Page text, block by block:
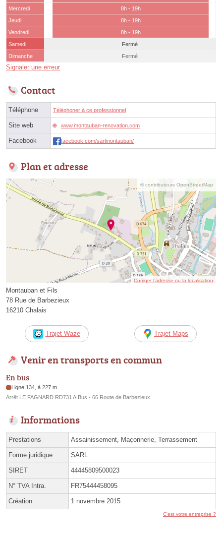
Mercredi
8h - 19h
Jeudi
8h - 19h
Vendredi
8h - 19h
Samedi
Fermé
Dimanche
Fermé
Signaler une erreur
Contact
Téléphone Téléphoner à ce professionnel
Site web www.montauban-renovation.com
Facebook facebook.com/sarlmontauban/
Plan et adresse
© contributeurs OpenStreetMap
Corriger l’adresse ou la localisation
Montauban et Fils
78 Rue de Barbezieux
16210 Chalais
Trajet Waze Trajet Maps
Venir en transports en commun
En bus
Ligne 134, à 227 m
Arrêt LE FAGNARD RD731 A.Bus - 66 Route de Barbezieux
Informations
Prestations Assainissement, Maçonnerie, Terrassement
Forme juridique SARL
SIRET 44445809500023
N° TVA Intra. FR75444458095
Création 1 novembre 2015
C'est votre entreprise ?